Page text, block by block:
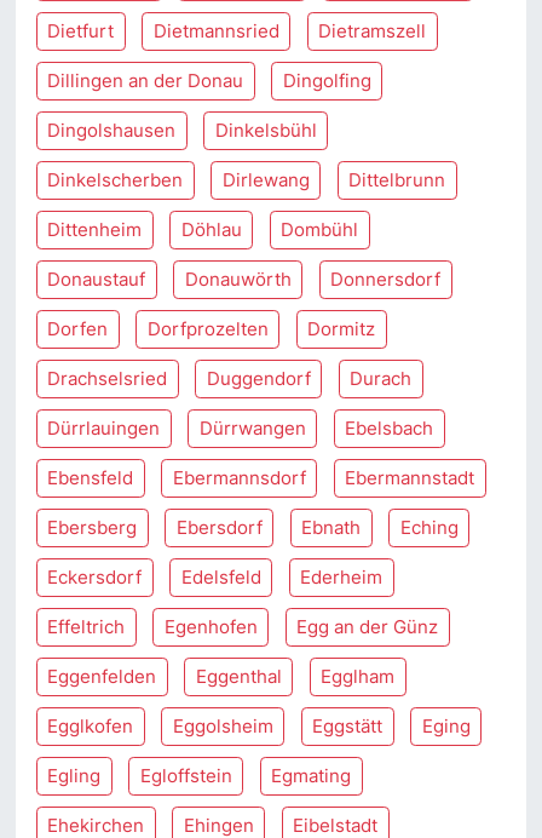
Dietfurt Dietmannsried Dietramszell
Dillingen an der Donau Dingolfing
Dingolshausen Dinkelsbühl
Dinkelscherben Dirlewang Dittelbrunn
Dittenheim Döhlau Dombühl
Donaustauf Donauwörth Donnersdorf
Dorfen Dorfprozelten Dormitz
Drachselsried Duggendorf Durach
Dürrlauingen Dürrwangen Ebelsbach
Ebensfeld Ebermannsdorf Ebermannstadt
Ebersberg Ebersdorf Ebnath Eching
Eckersdorf Edelsfeld Ederheim
Effeltrich Egenhofen Egg an der Günz
Eggenfelden Eggenthal Egglham
Egglkofen Eggolsheim Eggstätt Eging
Egling Egloffstein Egmating
Ehekirchen Ehingen Eibelstadt